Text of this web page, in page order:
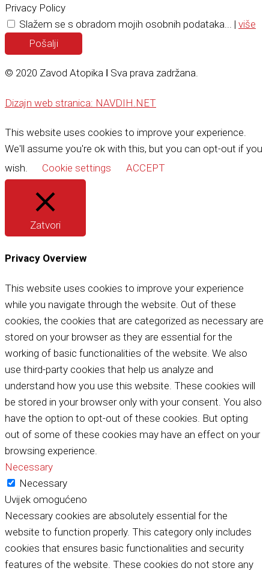
Privacy Policy
Slažem se s obradom mojih osobnih podataka... | više
Pošalji
© 2020 Zavod Atopika ǀ Sva prava zadržana.
Dizajn web stranica: NAVDIH.NET
This website uses cookies to improve your experience.
We'll assume you're ok with this, but you can opt-out if you
wish.
Cookie settings ACCEPT
Zatvori
Privacy Overview
This website uses cookies to improve your experience
while you navigate through the website. Out of these
cookies, the cookies that are categorized as necessary are
stored on your browser as they are essential for the
working of basic functionalities of the website. We also
use third-party cookies that help us analyze and
understand how you use this website. These cookies will
be stored in your browser only with your consent. You also
have the option to opt-out of these cookies. But opting
out of some of these cookies may have an effect on your
browsing experience.
Necessary
Necessary
Uvijek omogućeno
Necessary cookies are absolutely essential for the
website to function properly. This category only includes
cookies that ensures basic functionalities and security
features of the website. These cookies do not store any